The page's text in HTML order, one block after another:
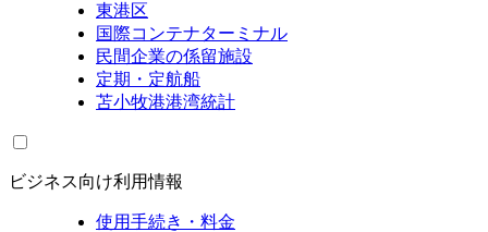
東港区
国際コンテナターミナル
民間企業の係留施設
定期・定航船
苫小牧港港湾統計
ビジネス向け利用情報
使用手続き・料金